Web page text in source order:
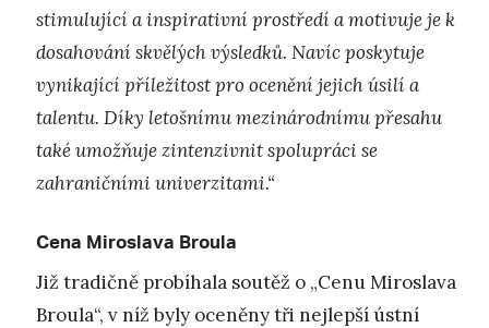
stimulující a inspirativní prostředí a motivuje je k
dosahování skvělých výsledků. Navíc poskytuje
vynikající příležitost pro ocenění jejich úsilí a
talentu. Díky letošnímu mezinárodnímu přesahu
také umožňuje zintenzivnit spolupráci se
zahraničními univerzitami.“
Cena Miroslava Broula
Již tradičně probíhala soutěž o „Cenu Miroslava
Broula“, v níž byly oceněny tři nejlepší ústní